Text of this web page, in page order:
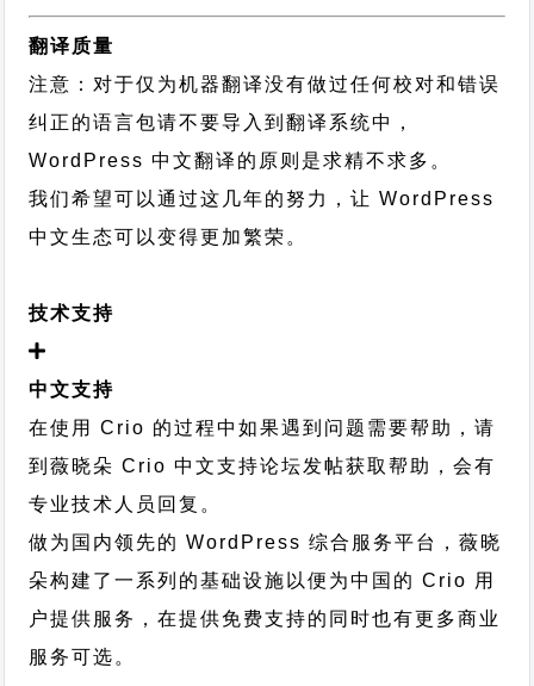
翻译质量
注意：对于仅为机器翻译没有做过任何校对和错误
纠正的语言包请不要导入到翻译系统中，
WordPress 中文翻译的原则 是求精不求多。
我们希望可以通过这几年的努力，让 WordPress
中文生态可以变得更加繁荣。
技术支持
中文支持
在使用 Crio 的过程中如果遇到问题需要帮助，请
到薇晓朵 Crio 中文支持论坛发帖获取帮助，会有
专业技术人员回复。
做为国内领先的 WordPress 综合服务平台，薇晓
朵构建了一系列的基础设施以便为中国的 Crio 用
户提供服务，在提供免费支持的同时也有更多商业
服务可选。